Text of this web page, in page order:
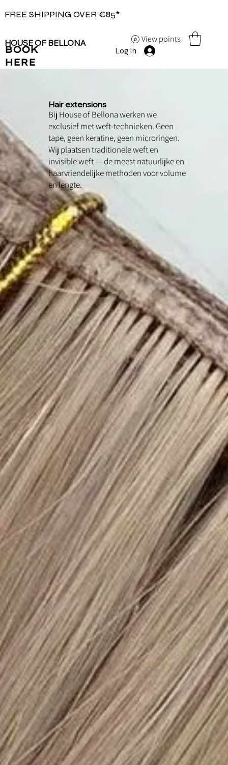
FREE SHIPPING OVER €85*
View points
HOUSE OF BELLONA
BOOK
HERE
Log In
Hair extensions
Bij House of Bellona werken we
exclusief met weft-technieken. Geen
tape, geen keratine, geen microringen.
Wij plaatsen traditionele weft en
invisible weft — de meest natuurlijke en
haarvriendelijke methoden voor volume
en lengte.